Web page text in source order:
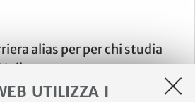
UTILIZZA I
alias per per chi studia
richiedere l’attivazione di una